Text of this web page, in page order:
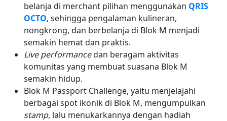
belanja di merchant pilihan menggunakan QRIS
OCTO, sehingga pengalaman kulineran,
nongkrong, dan berbelanja di Blok M menjadi
semakin hemat dan praktis.
Live performancedan beragam aktivitas
komunitas yang membuat suasana Blok M
semakin hidup.
Blok M Passport Challenge, yaitu menjelajahi
berbagai spot ikonik di Blok M, mengumpulkan
stamp, lalu menukarkannya dengan hadiah